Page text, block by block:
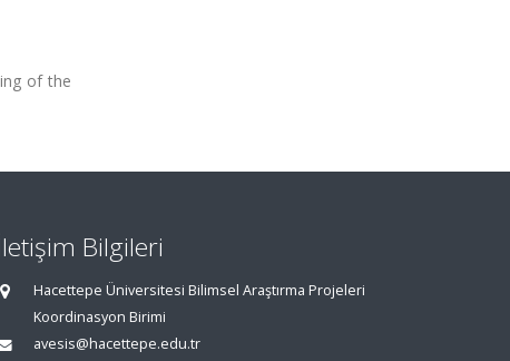
of the
Bilgileri
Hacettepe Üniversitesi Bilimsel Araştırma Projeleri
Koordinasyon Birimi
avesis@hacettepe.edu.tr